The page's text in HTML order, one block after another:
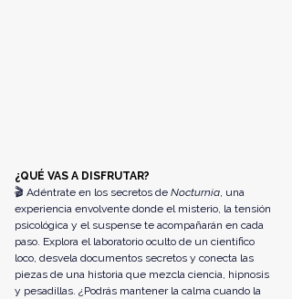
¿QUÉ VAS A DISFRUTAR?
🎬 Adéntrate en los secretos de Nocturnia, una
experiencia envolvente donde el misterio, la tensión
psicológica y el suspense te acompañarán en cada
paso. Explora el laboratorio oculto de un cientifico
loco, desvela documentos secretos y conecta las
piezas de una historia que mezcla ciencia, hipnosis
y pesadillas. ¿Podrás mantener la calma cuando la